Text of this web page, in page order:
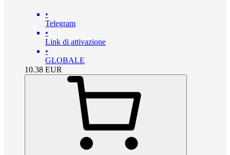
•
Telegram
•
Link di attivazione
•
GLOBALE
10.38 EUR